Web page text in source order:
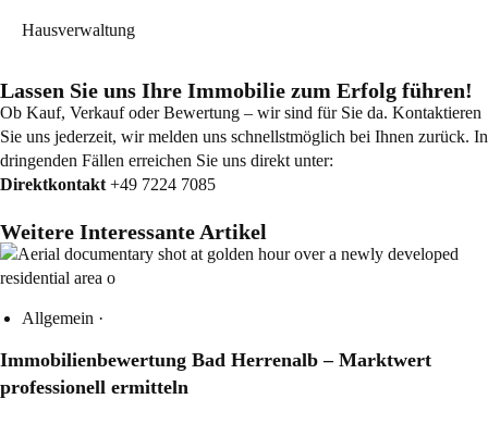
Hausverwaltung
Lassen Sie uns Ihre Immobilie zum Erfolg führen!
Ob Kauf, Verkauf oder Bewertung – wir sind für Sie da. Kontaktieren
Sie uns jederzeit, wir melden uns schnellstmöglich bei Ihnen zurück. In
dringenden Fällen erreichen Sie uns direkt unter:
Direktkontakt +49 7224 7085
Weitere Interessante Artikel
Allgemein ·
Immobilienbewertung Bad Herrenalb – Marktwert
professionell ermitteln